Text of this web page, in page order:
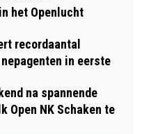
het Openlucht
recordaantal
in eerste
na spannende
Open NK Schaken te